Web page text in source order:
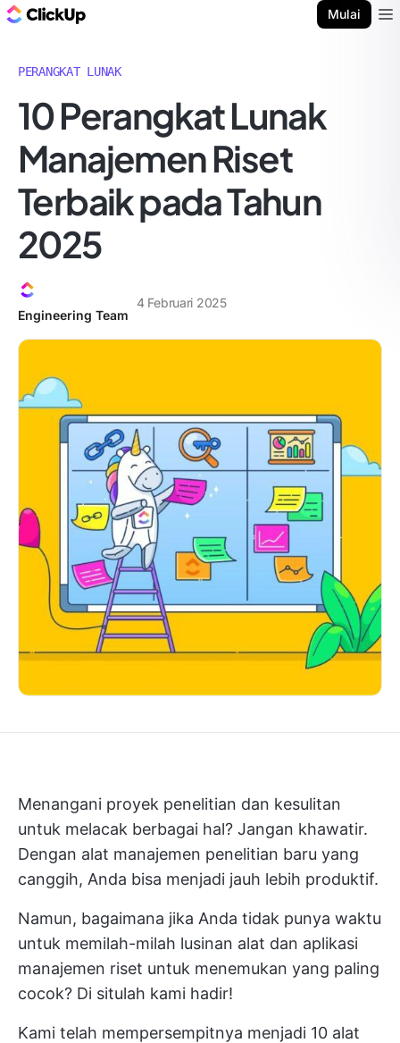
Mulai
PERANGKAT LUNAK
10 Perangkat Lunak
Manajemen Riset
Terbaik pada Tahun
2025
Engineering Team
4 Februari 2025
Menangani proyek penelitian dan kesulitan
untuk melacak berbagai hal? Jangan khawatir.
Dengan alat manajemen penelitian baru yang
canggih, Anda bisa menjadi jauh lebih produktif.
Namun, bagaimana jika Anda tidak punya waktu
untuk memilah-milah lusinan alat dan aplikasi
manajemen riset untuk menemukan yang paling
cocok? Di situlah kami hadir!
Kami telah mempersempitnya menjadi 10 alat